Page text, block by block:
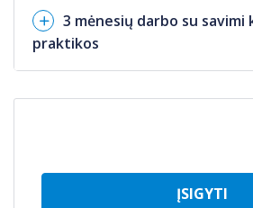
3 mėnesių darbo su savimi
praktikos
ĮSIGYTI